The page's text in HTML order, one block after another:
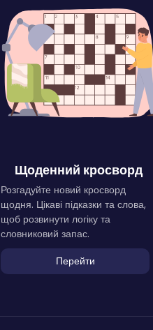
Щоденний кросворд
Розгадуйте новий кросворд
щодня. Цікаві підказки та слова,
щоб розвинути логіку та
словниковий запас.
Перейти